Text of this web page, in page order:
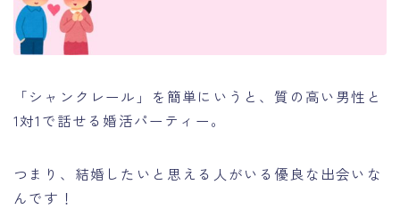
「シャンクレール」を簡単にいうと、質の高い男性と
1対1で話せる婚活パーティー。
つまり、結婚したいと思える人がいる優良な出会いな
んです！